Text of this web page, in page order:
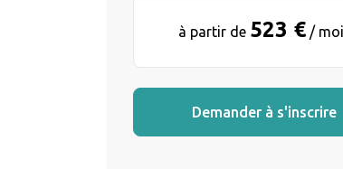
à partir de 523 €/
Demander à s'inscrire